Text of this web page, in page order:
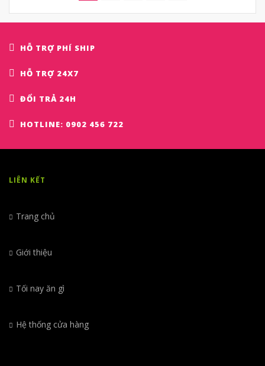
HỖ TRỢ PHÍ SHIP
HỖ TRỢ 24X7
ĐỔI TRẢ 24H
HOTLINE: 0902 456 722
LIÊN KẾT
Trang chủ
Giới thiệu
Tối nay ăn gì
Hệ thống cửa hàng